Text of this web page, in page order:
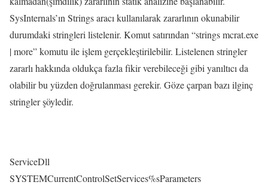
SysInternals’ın Strings aracı kullanılarak zararlının okunabilir
durumdaki stringleri listelenir. Komut satırından “strings mcrat.exe
| more” komutu ile işlem gerçekleştirilebilir. Listelenen stringler
zararlı hakkında oldukça fazla fikir verebileceği gibi yanıltıcı da
olabilir bu yüzden doğrulanması gerekir. Göze çarpan bazı ilginç
stringler şöyledir.
ServiceDll
SYSTEMCurrentControlSetServices%sParameters